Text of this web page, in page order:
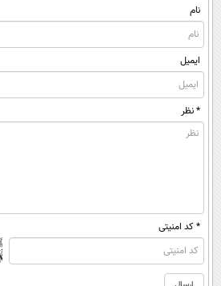
نام
ایمیل
* نظر
* کد امنیتی